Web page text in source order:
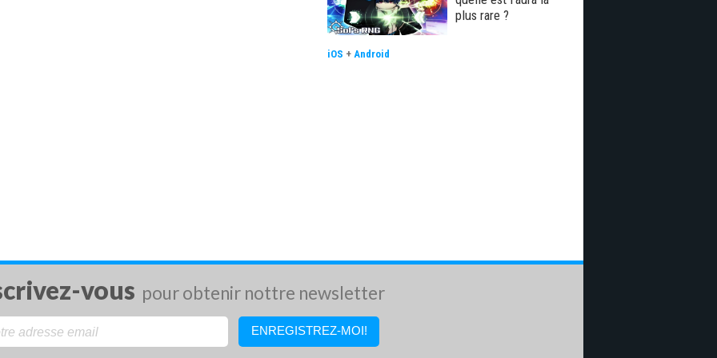
plus rare ?
iOS + Android
vous pour obtenir nottre newsletter